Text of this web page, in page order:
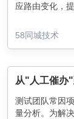
应路由变化，
58同城技术
测试团队常因
量分析。为解